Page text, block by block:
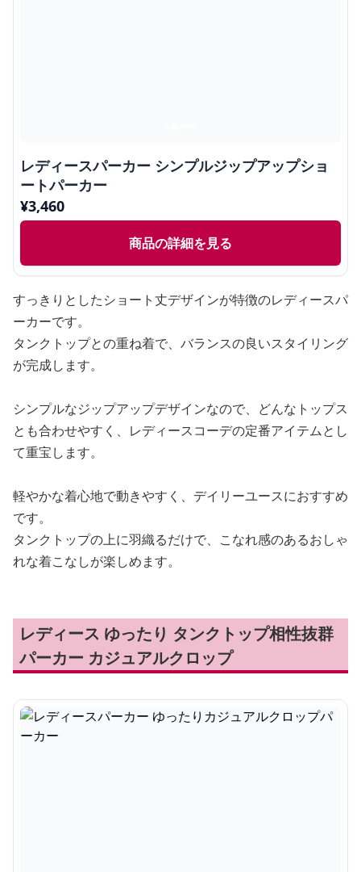
レディースパーカー シンプルジップアップショ
ートパーカー
¥3,460
商品の詳細を見る
すっきりとしたショート丈デザインが特徴のレディースパ
ーカーです。
タンクトップとの重ね着で、バランスの良いスタイリング
が完成します。
シンプルなジップアップデザインなので、どんなトップス
とも合わせやすく、レディースコーデの定番アイテムとし
て重宝します。
軽やかな着心地で動きやすく、デイリーユースにおすすめ
です。
タンクトップの上に羽織るだけで、こなれ感のあるおしゃ
れな着こなしが楽しめます。
レディース ゆったり タンクトップ相性抜群
パーカー カジュアルクロップ